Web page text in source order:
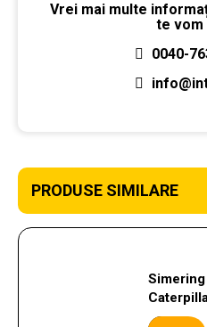
Vrei mai multe
te vom
0040-
PRODUSE SIMILARE